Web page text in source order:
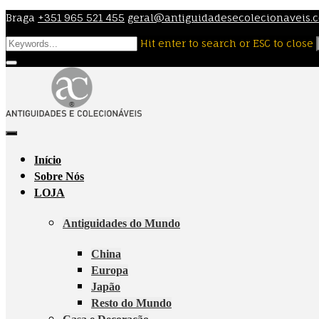
Skip
to
content
Braga +351 965 521 455
Hit enter to search or ESC to close
Início
Sobre Nós
LOJA
Antiguidades do Mundo
China
Europa
Japão
Resto do Mundo